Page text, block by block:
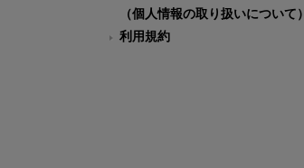
（個人情報の取り扱いについて）
利用規約